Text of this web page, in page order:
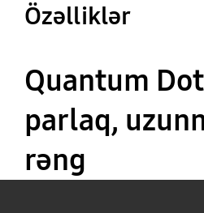
Özəlliklər
Quantum
parlaq,
rəng